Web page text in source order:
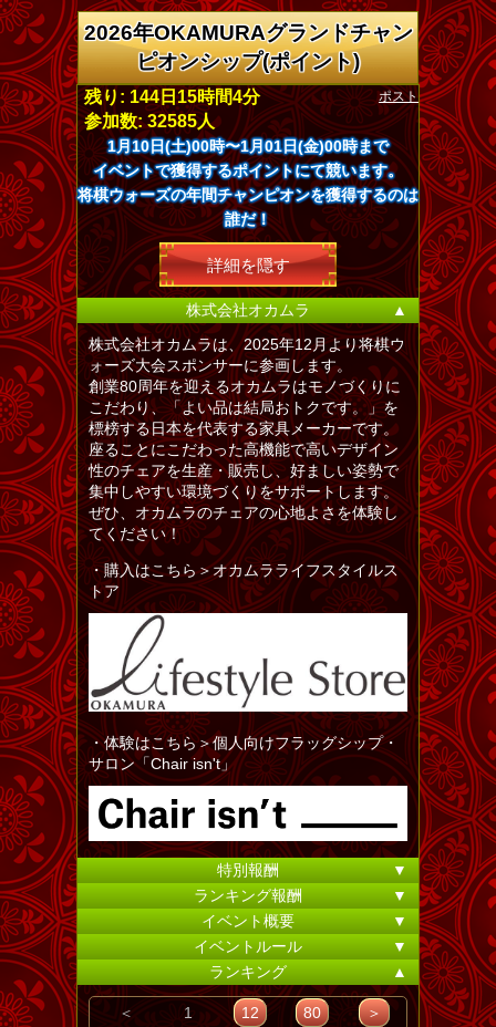
2026年OKAMURAグランドチャン
ピオンシップ(ポイント)
ポスト
残り: 144日15時間4分
参加数: 32585人
1月10日(土)00時〜1月01日(金)00時まで
イベントで獲得するポイントにて競います。
将棋ウォーズの年間チャンピオンを獲得するのは
誰だ！
詳細を隠す
株式会社オカムラ
▲
株式会社オカムラは、2025年12月より将棋ウ
ォーズ大会スポンサーに参画します。
創業80周年を迎えるオカムラはモノづくりに
こだわり、「よい品は結局おトクです。」を
標榜する日本を代表する家具メーカーです。
座ることにこだわった高機能で高いデザイン
性のチェアを生産・販売し、好ましい姿勢で
集中しやすい環境づくりをサポートします。
ぜひ、オカムラのチェアの心地よさを体験し
てください！
・購入はこちら＞オカムラライフスタイルス
トア
・体験はこちら＞個人向けフラッグシップ・
サロン「Chair isn't」
特別報酬
▼
ランキング報酬
▼
イベント概要
▼
イベントルール
▼
ランキング
▲
＜ 1 12 80 ＞